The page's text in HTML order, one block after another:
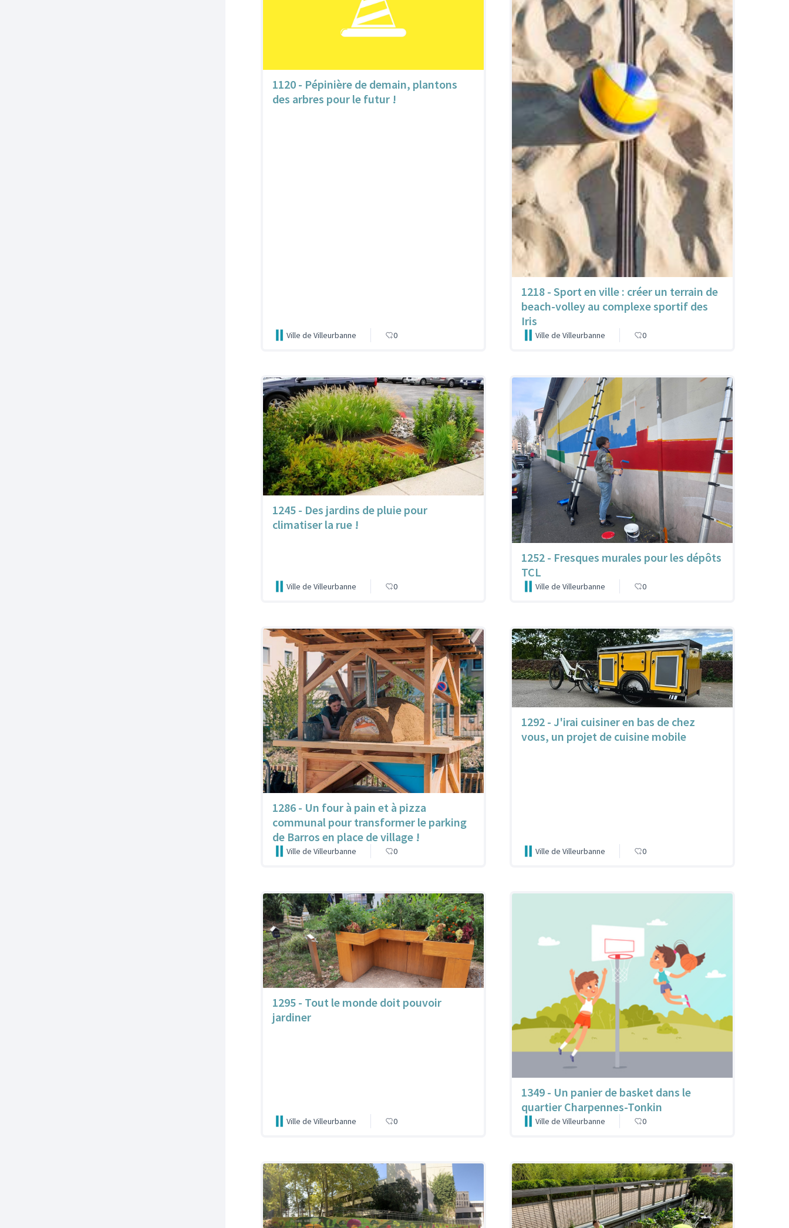
1120 - Pépinière de demain, plantons
des arbres pour le futur !
Ville de Villeurbanne 0
1218 - Sport en ville : créer un terrain de
beach-volley au complexe sportif des
Iris
Ville de Villeurbanne 0
1245 - Des jardins de pluie pour
climatiser la rue !
Ville de Villeurbanne 0
1252 - Fresques murales pour les dépôts
TCL
Ville de Villeurbanne 0
1286 - Un four à pain et à pizza
communal pour transformer le parking
de Barros en place de village !
Ville de Villeurbanne 0
1292 - J'irai cuisiner en bas de chez
vous, un projet de cuisine mobile
Ville de Villeurbanne 0
1295 - Tout le monde doit pouvoir
jardiner
Ville de Villeurbanne 0
1349 - Un panier de basket dans le
quartier Charpennes-Tonkin
Ville de Villeurbanne 0